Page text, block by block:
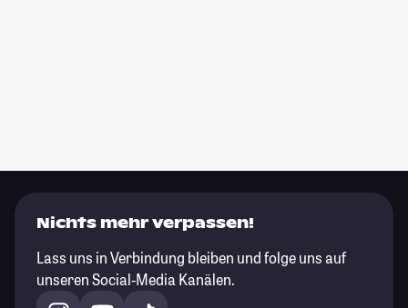
Nichts mehr verpassen!
Lass uns in Verbindung bleiben und folge uns auf
unseren Social-Media Kanälen.